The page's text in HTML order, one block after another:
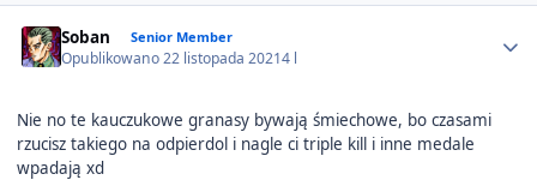
Soban Senior Member
Opublikowano22 listopada 20214 l
Nie no te kauczukowe granasy bywają śmiechowe, bo czasami
rzucisz takiego na odpierdol i nagle ci triple kill i inne medale
wpadają xd